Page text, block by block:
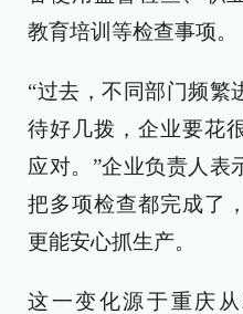
教育培训等检查事项。
“过去，不同部门频繁
待好几拨，企业要花
应对。”企业负责人表
把多项检查都完成了
更能安心抓生产。
这一变化源于重庆